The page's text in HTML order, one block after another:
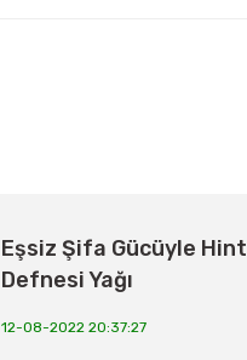
Eşsiz Şifa Gücüyle Hint
Defnesi Yağı
12-08-2022 20:37:27